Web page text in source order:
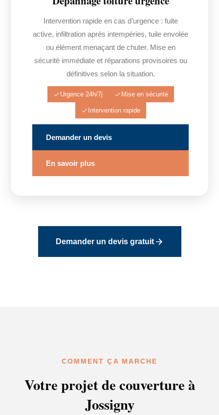
Intervention rapide en cas d’urgence : fuite
active, infiltration après intempéries, tuile envolée
ou élément menaçant de chuter. Mise en
sécurité immédiate et réparations provisoires ou
définitives selon la situation.
Urgence 24h/7j Mise en sécurité
Intervention rapide
Demander un devis
En savoir plus
Demander un devis gratuit
COMMENT ÇA MARCHE
Votre projet de couverture à
Jossigny